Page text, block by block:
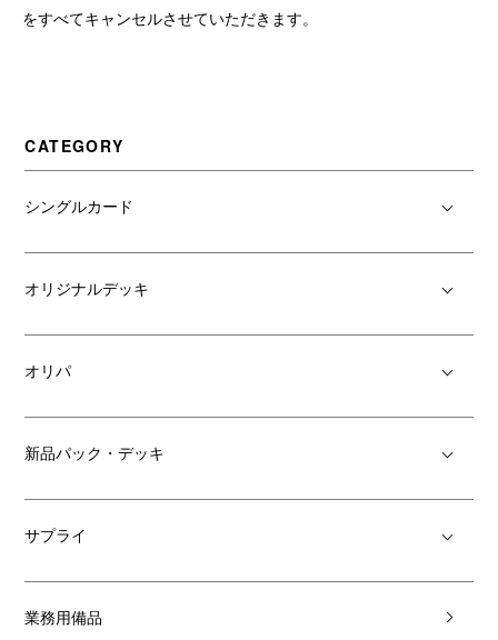
をすべてキャンセルさせていただきます。
CATEGORY
シングルカード
オリジナルデッキ
オリパ
新品パック・デッキ
サプライ
業務用備品